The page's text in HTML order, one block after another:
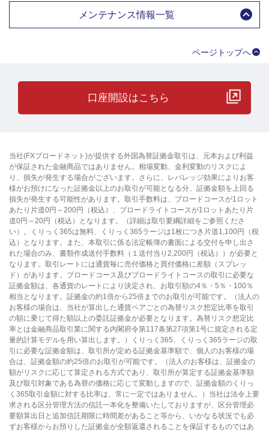
メンテナンス情報一覧
ページトップへ
口座開設はこちら
当社(FXブロードネット)が提供する外国為替証拠金取引は、元本および利益
が保証された金融商品ではありません。相場変動、金利変動のリスクによ
り、損失が発生する場合がございます。さらに、レバレッジ効果によりお客
様がお預けになった証拠金以上のお取引が可能となる分、証拠金額を上回る
損失が発生する可能性があります。取引手数料は、ブロードコースが1ロット
あたり片道0円～200円（税込）、ブロードライトコースが1ロットあたり片
道0円～20円（税込）となります。（詳細は取引要綱詳細をご参照くださ
い）。くりっく365は無料、くりっく365ラージは1枚につき片道1,100円（税
込）となります。また、本取引に係る法定帳簿の書面による交付を申し出さ
れた場合のみ、書類作成送付手数料（１送付当り2,200円（税込））が必要と
なります。取引レートには通貨毎に売付価格と買付価格に差額（スプレッ
ド）があります。ブロードコース及びブロードライトコースの取引に必要な
証拠金額は、各通貨のレートにより決定され、お取引額の4％・5％・100％
相当となります。証拠金の約1倍から25倍までのお取引が可能です。（法人の
お客様の場合は、当社が算出した通貨ペアごとの為替リスク想定比率を取引
の額に乗じて得た額以上の委託証拠金が必要となります。為替リスク想定比
率とは金融商品取引業に関する内閣府令第117条第27項第1号に規定される定
量的計算モデルを用い算出します。）くりっく365、くりっく365ラージの取
引に必要な証拠金額は、取引所が定める証拠金基準額で、個人のお客様の場
合は、証拠金額の約25倍のお取引が可能です。（法人のお客様は、証拠金の
額がリスクに応じて算定される方式であり、取引所が算定する証拠金基準額
及び取引対象である為替の価格に応じて変動しますので、証拠金額のくりっ
く365取引金額に対する比率は、常に一定ではありません。）当社は法令上要
求される区分管理方法の信託一本化を整備いたしておりますが、区分管理必
要額算出日と追加信託期限に時間差があること等から、いかなる状況でも必
ずお客様からお預りした証拠金が全額返還されることを保証するものではあ